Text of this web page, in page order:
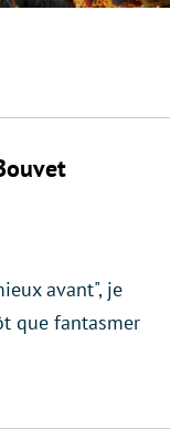
avant", je
que fantasmer